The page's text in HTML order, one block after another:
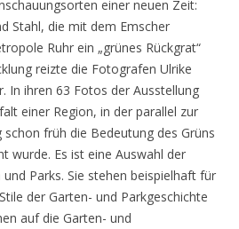
einer neuen Zeit:
Stahl, die mit dem Emscher
Ruhr ein „grünes Rückgrat“
reizte die Fotografen Ulrike
In ihren 63 Fotos der Ausstellung
einer Region, in der parallel zur
früh die Bedeutung des Grüns
wurde. Es ist eine Auswahl der
Parks. Sie stehen beispielhaft für
der Garten- und Parkgeschichte
auf die Garten- und